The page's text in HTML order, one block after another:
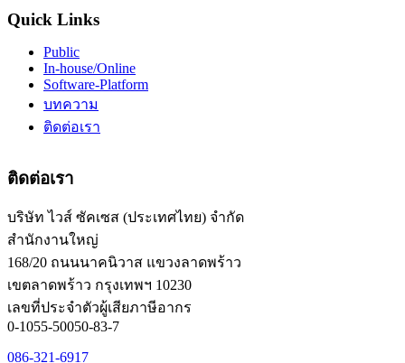
Quick Links
Public
In-house/Online
Software-Platform
บทความ
ติดต่อเรา
ติดต่อเรา
บริษัท ไวส์ ซัคเซส (ประเทศไทย) จำกัด
สำนักงานใหญ่
168/20 ถนนนาคนิวาส แขวงลาดพร้าว
เขตลาดพร้าว กรุงเทพฯ 10230
เลขที่ประจำตัวผู้เสียภาษีอากร
0-1055-50050-83-7
086-321-6917